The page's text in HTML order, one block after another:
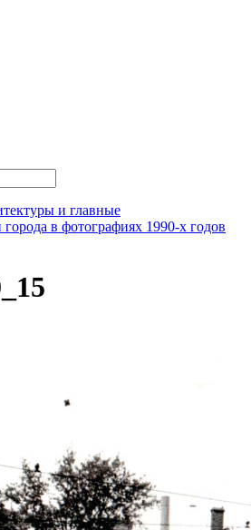
и главные
города в фотографиях 1990-х годов